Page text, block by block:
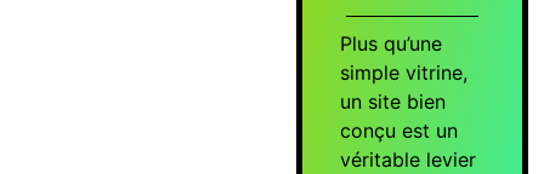
Plus qu’une
simple vitrine,
un site bien
conçu est un
véritable levier